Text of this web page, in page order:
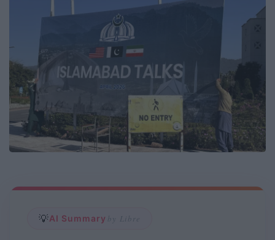
💡AI Summary by Libre